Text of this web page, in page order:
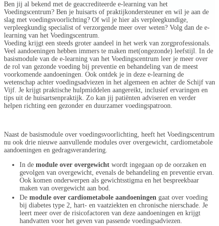
Ben jij al bekend met de geaccrediteerde e-learning van het
Voedingscentrum? Ben je huisarts of praktijkondersteuner en wil je aan de
slag met voedingsvoorlichting? Of wil je hier als verpleegkundige,
verpleegkundig specialist of verzorgende meer over weten? Volg dan de e-
learning van het Voedingscentrum.
Voeding krijgt een steeds groter aandeel in het werk van zorgprofessionals.
Veel aandoeningen hebben immers te maken met(ongezonde) leefstijl. In de
basismodule van de e-learning van het Voedingscentrum leer je meer over
de rol van gezonde voeding bij preventie en behandeling van de meest
voorkomende aandoeningen. Ook ontdek je in deze e-learning de
wetenschap achter voedingsadviezen in het algemeen en achter de Schijf van
Vijf. Je krijgt praktische hulpmiddelen aangereikt, inclusief ervaringen en
tips uit de huisartsenpraktijk. Zo kan jij patiënten adviseren en verder
helpen richting een gezonder en duurzamer voedingspatroon.
Naast de basismodule over voedingsvoorlichting, heeft het Voedingscentrum
nu ook drie nieuwe aanvullende modules over overgewicht, cardiometabole
aandoeningen en gedragsverandering.
In de module over overgewicht wordt ingegaan op de oorzaken en
gevolgen van overgewicht, evenals de behandeling en preventie ervan.
Ook komen onderwerpen als gewichtsstigma en het bespreekbaar
maken van overgewicht aan bod.
De module over cardiometabole aandoeningen gaat over voeding
bij diabetes type 2, hart- en vaatziekten en chronische nierschade. Je
leert meer over de risicofactoren van deze aandoeningen en krijgt
handvatten voor het geven van passende voedingsadviezen.